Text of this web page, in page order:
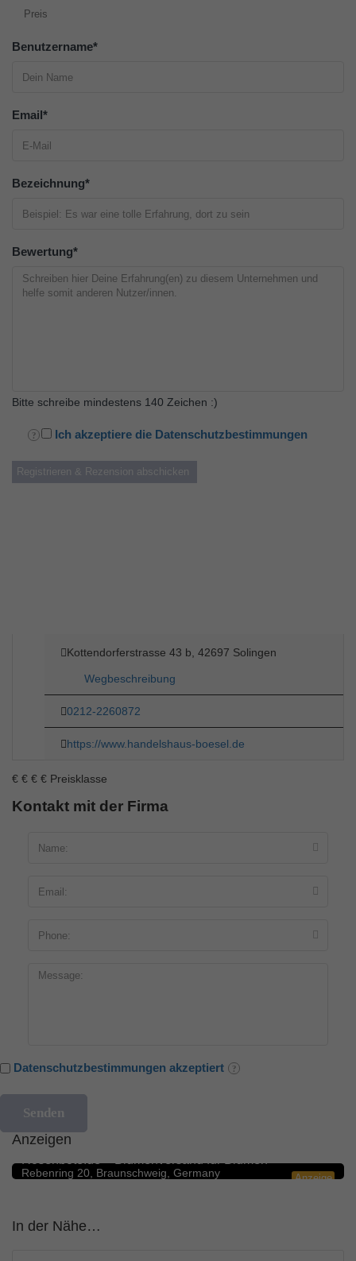
Preis
Benutzername*
Email*
Bezeichnung*
Bewertung*
Bitte schreibe mindestens 140 Zeichen :)
Ich akzeptiere die Datenschutzbestimmungen
Kottendorferstrasse 43 b, 42697 Solingen
Wegbeschreibung
0212-2260872
https://www.handelshaus-boesel.de
€ € € € Preisklasse
Kontakt mit der Firma
Datenschutzbestimmungen akzeptiert
Anzeigen
Anzeige
Blumengeschäfte
Rebenring 20, Braunschweig, Germany
In der Nähe…